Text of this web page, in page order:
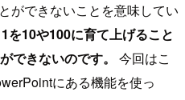
ができないことを意味してい
を10や100に育て上げること
できないのです。
今回はこ
にある機能を使っ